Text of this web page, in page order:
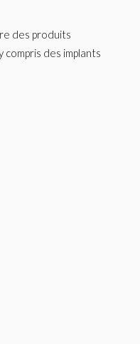
des produits
compris des implants